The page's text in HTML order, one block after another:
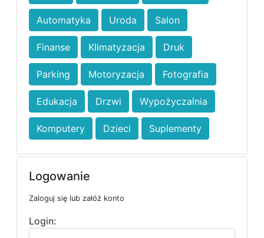
Automatyka Uroda Salon
Finanse Klimatyzacja Druk
Parking Motoryzacja Fotografia
Edukacja Drzwi Wypożyczalnia
Komputery Dzieci Suplementy
Logowanie
Zaloguj się lub załóż konto
Login: